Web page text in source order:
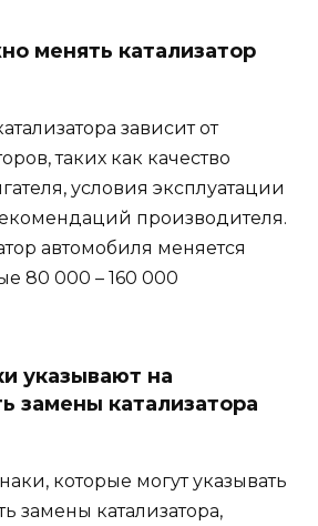
менять катализатор
зависит от
таких как качество
условия эксплуатации
производителя.
автомобиля меняется
80 000 – 160 000
указывают на
замены катализатора
которые могут указывать
замены катализатора,